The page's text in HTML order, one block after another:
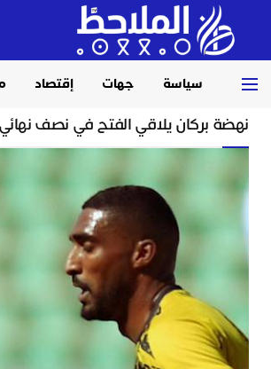
سياسة جهات إقتصاد
نهضة بركان يلاقي الفتح في نصف